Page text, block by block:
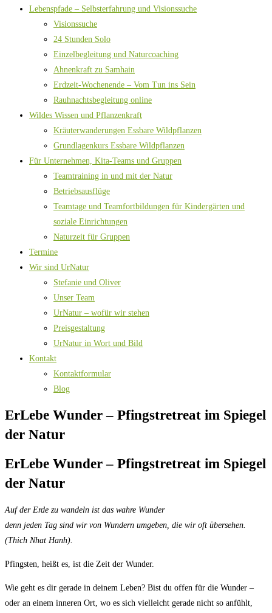
Lebenspfade – Selbsterfahrung und Visionssuche
Visionssuche
24 Stunden Solo
Einzelbegleitung und Naturcoaching
Ahnenkraft zu Samhain
Erdzeit-Wochenende – Vom Tun ins Sein
Rauhnachtsbegleitung online
Wildes Wissen und Pflanzenkraft
Kräuterwanderungen Essbare Wildpflanzen
Grundlagenkurs Essbare Wildpflanzen
Für Unternehmen, Kita-Teams und Gruppen
Teamtraining in und mit der Natur
Betriebsausflüge
Teamtage und Teamfortbildungen für Kindergärten und
soziale Einrichtungen
Naturzeit für Gruppen
Termine
Wir sind UrNatur
Stefanie und Oliver
Unser Team
UrNatur – wofür wir stehen
Preisgestaltung
UrNatur in Wort und Bild
Kontakt
Kontaktformular
Blog
ErLebe Wunder – Pfingstretreat im Spiegel
der Natur
ErLebe Wunder – Pfingstretreat im Spiegel
der Natur
Auf der Erde zu wandeln ist das wahre Wunder
denn jeden Tag sind wir von Wundern umgeben, die wir oft übersehen.
(Thich Nhat Hanh).
Pfingsten, heißt es, ist die Zeit der Wunder.
Wie geht es dir gerade in deinem Leben? Bist du offen für die Wunder –
oder an einem inneren Ort, wo es sich vielleicht gerade nicht so anfühlt,